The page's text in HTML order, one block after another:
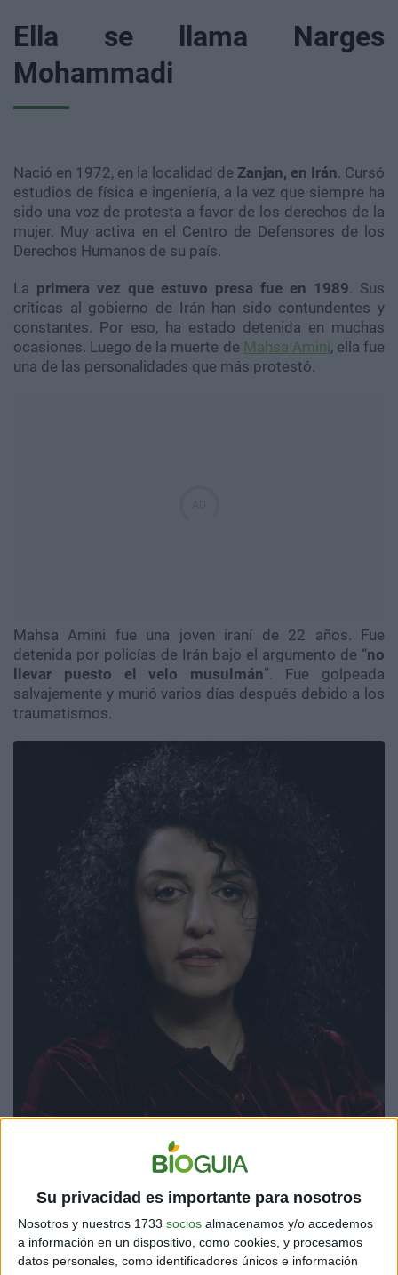
Su privacidad es importante para nosotros
Nosotros y nuestros 1733 socios almacenamos y/o accedemos
a información en un dispositivo, como cookies, y procesamos
datos personales, como identificadores únicos e información
Ella se llama Narges
Mohammadi
Nació en 1972, en la localidad de Zanjan, en Irán. Cursó
estudios de física e ingeniería, a la vez que siempre ha
sido una voz de protesta a favor de los derechos de la
mujer. Muy activa en el Centro de Defensores de los
Derechos Humanos de su país.
La primera vez que estuvo presa fue en 1989. Sus
críticas al gobierno de Irán han sido contundentes y
constantes. Por eso, ha estado detenida en muchas
ocasiones. Luego de la muerte de Mahsa Amini, ella fue
una de las personalidades que más protestó.
Mahsa Amini fue una joven iraní de 22 años. Fue
detenida por policías de Irán bajo el argumento de “no
llevar puesto el velo musulmán”. Fue golpeada
salvajemente y murió varios días después debido a los
traumatismos.
EL NOBEL RECONOCE LA “VALIENTE LUCHA” DE
MOHAMMADI